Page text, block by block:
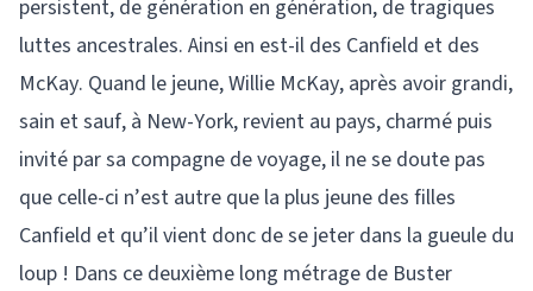
persistent, de génération en génération, de tragiques
luttes ancestrales. Ainsi en est-il des Canfield et des
McKay. Quand le jeune, Willie McKay, après avoir grandi,
sain et sauf, à New-York, revient au pays, charmé puis
invité par sa compagne de voyage, il ne se doute pas
que celle-ci n’est autre que la plus jeune des filles
Canfield et qu’il vient donc de se jeter dans la gueule du
loup ! Dans ce deuxième long métrage de Buster